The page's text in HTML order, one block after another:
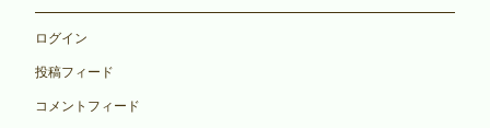
ログイン
投稿フィード
コメントフィード